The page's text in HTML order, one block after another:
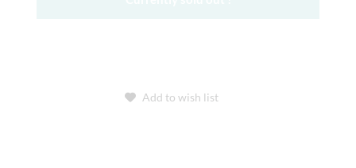
Add to wish list